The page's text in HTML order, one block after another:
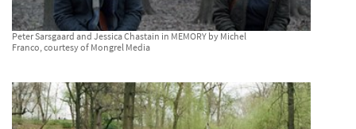
Peter Sarsgaard and Jessica Chastain in MEMORY by Michel
Franco, courtesy of Mongrel Media